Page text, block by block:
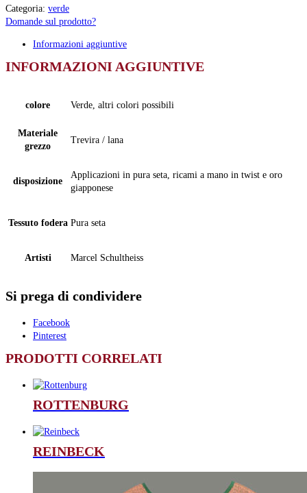
Categoria: verde
Domande sul prodotto?
Informazioni aggiuntive
INFORMAZIONI AGGIUNTIVE
colore Verde, altri colori possibili
Materiale
grezzo
Trevira / lana
disposizione
Applicazioni in pura seta, ricami a mano in twist e oro
giapponese
Tessuto fodera Pura seta
Artisti Marcel Schultheiss
Si prega di condividere
Facebook
Pinterest
PRODOTTI CORRELATI
ROTTENBURG
REINBECK